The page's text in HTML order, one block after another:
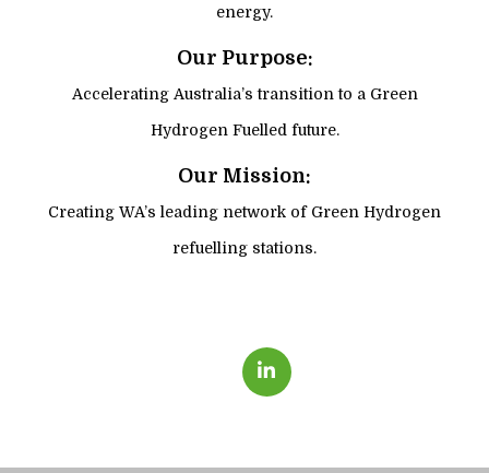
energy.
Our Purpose:
Accelerating Australia’s transition to a Green
Hydrogen Fuelled future.
Our Mission:
Creating WA’s leading network of Green Hydrogen
refuelling stations.